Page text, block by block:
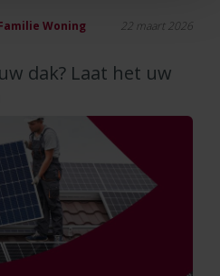
Woning 22 maart 2026
dak? Laat het uw